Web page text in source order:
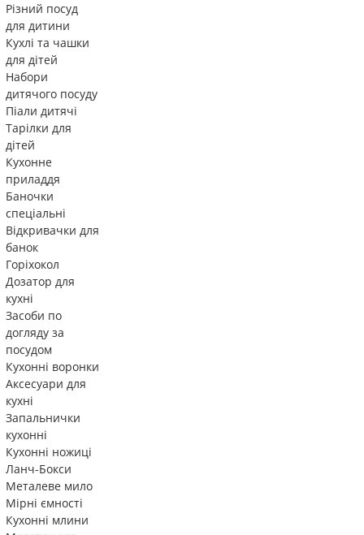
Різний посуд
для дитини
Кухлі та чашки
для дітей
Набори
дитячого посуду
Піали дитячі
Тарілки для
дітей
Кухонне
приладдя
Баночки
спеціальні
Відкривачки для
банок
Горіхокол
Дозатор для
кухні
Засоби по
догляду за
посудом
Кухонні воронки
Аксесуари для
кухні
Запальнички
кухонні
Кухонні ножиці
Ланч-Бокси
Металеве мило
Мірні ємності
Кухонні млини